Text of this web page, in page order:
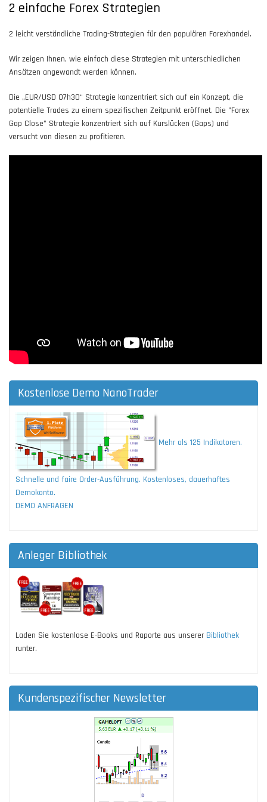
2 einfache Forex Strategien
2 leicht verständliche Trading-Strategien für den populären Forexhandel.
Wir zeigen Ihnen, wie einfach diese Strategien mit unterschiedlichen
Ansätzen angewandt werden können.
Die „EUR/USD 07h30“ Strategie konzentriert sich auf ein Konzept, die
potentielle Trades zu einem spezifischen Zeitpunkt eröffnet. Die "Forex
Gap Close" Strategie konzentriert sich auf Kurslücken (Gaps) und
versucht von diesen zu profitieren.
Kostenlose Demo NanoTrader
Mehr als 125 Indikatoren.
Schnelle und faire Order-Ausführung. Kostenloses, dauerhaftes
Demokonto.
DEMO ANFRAGEN
Anleger Bibliothek
Laden Sie kostenlose E-Books und Raporte aus unserer Bibliothek
runter.
Kundenspezifischer Newsletter